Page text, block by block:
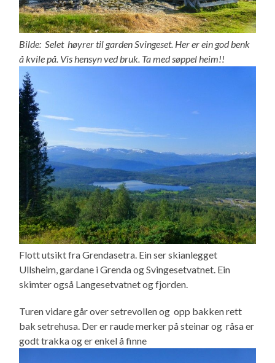
Bilde: Selet høyrer til garden Svingeset. Her er ein god benk
å kvile på. Vis hensyn ved bruk. Ta med søppel heim!!
Flott utsikt fra Grendasetra. Ein ser skianlegget
Ullsheim, gardane i Grenda og Svingesetvatnet. Ein
skimter også Langesetvatnet og fjorden.
Turen vidare går over setrevollen og opp bakken rett
bak setrehusa. Der er raude merker på steinar og råsa er
godt trakka og er enkel å finne